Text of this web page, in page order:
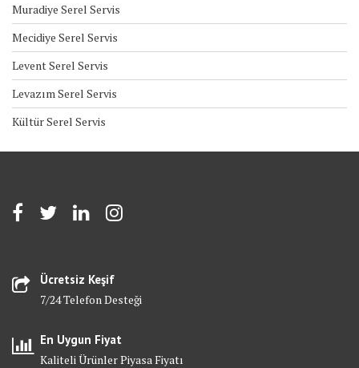
Muradiye Serel Servis
Mecidiye Serel Servis
Levent Serel Servis
Levazım Serel Servis
Kültür Serel Servis
Ücretsiz Keşif
7/24 Telefon Desteği
En Uygun Fiyat
Kaliteli Ürünler Piyasa Fiyatı